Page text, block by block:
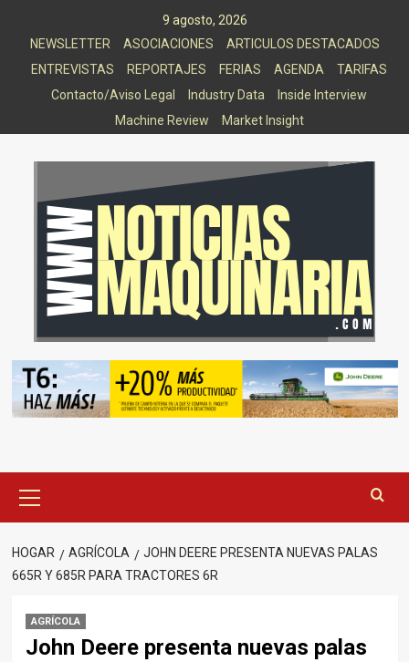
9 agosto, 2026
NEWSLETTER
ASOCIACIONES
ARTICULOS DESTACADOS
ENTREVISTAS
REPORTAJES FERIAS AGENDA
TARIFAS
Contacto/Aviso Legal
Industry Data
Inside Interview
Machine Review
Market Insight
principal
HOGAR AGRÍCOLA
JOHN DEERE PRESENTA NUEVAS PALAS
665R Y 685R PARA TRACTORES 6R
AGRÍCOLA
John Deere presenta nuevas palas